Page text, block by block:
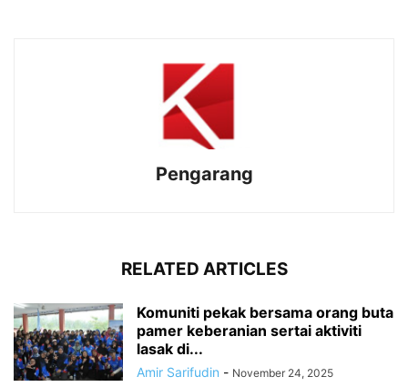
Pengarang
RELATED ARTICLES
Komuniti pekak bersama orang buta
pamer keberanian sertai aktiviti
lasak di...
Amir Sarifudin - November 24, 2025